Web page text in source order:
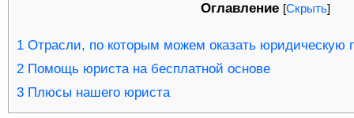
Оглавление [Скрыть]
1 Отрасли, по которым можем оказать юридическую
2 Помощь юриста на бесплатной основе
3 Плюсы нашего юриста